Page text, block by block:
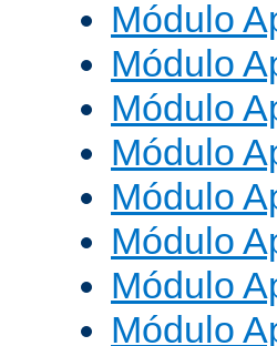
Módulo
Módulo
Módulo
Módulo
Módulo
Módulo
Módulo
Módulo